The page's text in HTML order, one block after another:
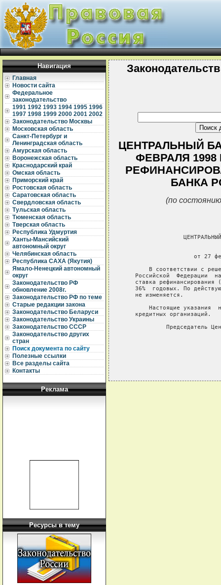
Навигация
Главная
Новости сайта
Федеральное
законодательство
1991 1992 1993 1994 1995 1996
1997 1998 1999 2000 2001 2002
Законодательство Москвы
Московская область
Санкт-Петербург и
Ленинградская область
Амурская область
Воронежская область
Краснодарский край
Омская область
Приморский край
Ростовская область
Саратовская область
Свердловская область
Тульская область
Тюменская область
Тверская область
Республика Удмуртия
Ханты-Мансийский
автономный округ
Челябинская область
Республика САХА (Якутия)
Ямало-Ненецкий автономный
округ
Законодательство РФ
обновление 2008г.
Законодательство РФ по теме
Старые редакции закона
Законодательство Беларуси
Законодательство Украины
Законодательство СССР
Законодательство других
стран
Поиск документа по сайту
Полезные ссылки
Все разделы сайта
Контакты
Реклама
Ресурсы в тему
ЦЕНТРАЛЬНЫЙ
ФЕВРАЛЯ 1998
БАНКА
(по
от 27
В соответствии с
Российской  Федерации
ставка рефинансирования
36%  годовых. По
    не изменяется.
Настоящие указания
    кредитных организаций.
Председатель